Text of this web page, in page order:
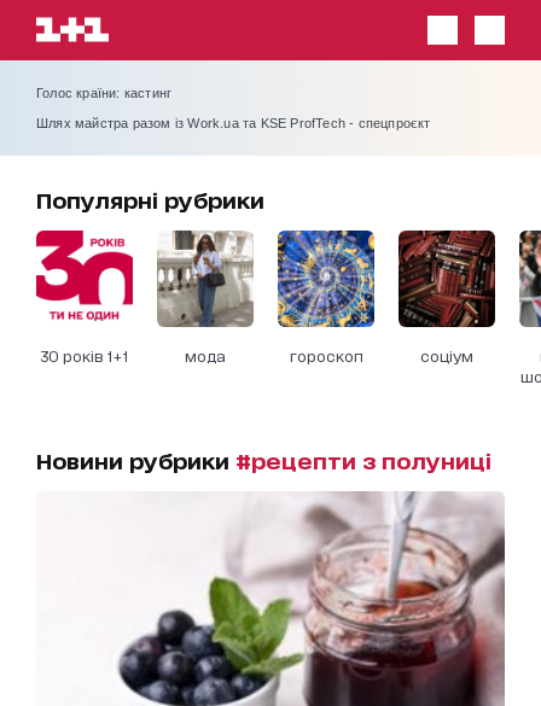
Голос країни: кастинг
Шлях майстра разом із Work.ua та KSE ProfTech - спецпроєкт
Популярні рубрики
30 років 1+1 мода гороскоп соціум
Новини рубрики #рецепти з полуниці